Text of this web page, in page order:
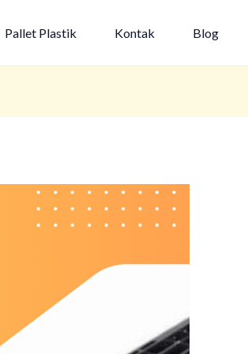
Pallet Plastik Kontak Blog